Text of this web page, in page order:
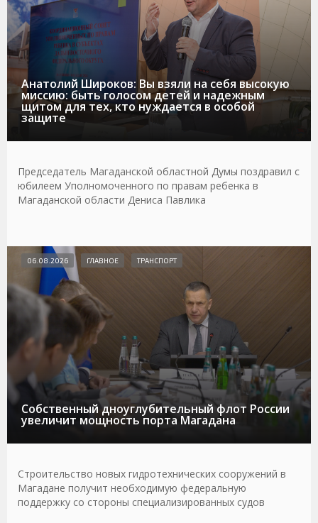
Анатолий Широков: Вы взяли на себя высокую
миссию: быть голосом детей и надежным
щитом для тех, кто нуждается в особой
защите
Председатель Магаданской областной Думы поздравил с
юбилеем Уполномоченного по правам ребенка в
Магаданской области Дениса Павлика
Собственный дноуглубительный флот России
увеличит мощность порта Магадана
06.08.2026 ГЛАВНОЕ ТРАНСПОРТ
Строительство новых гидротехнических сооружений в
Магадане получит необходимую федеральную
поддержку со стороны специализированных судов